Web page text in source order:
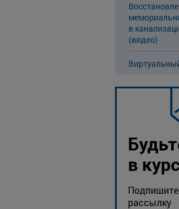
в
(видео)
в
рассылку